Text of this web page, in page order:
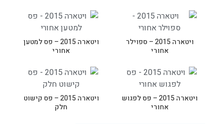
ויטארה 2015 – ספוילר
אחורי
ויטארה 2015 – פס למטען
אחורי
ויטארה 2015 – פס לפגוש
אחורי
ויטארה 2015 – פס קישוט
חלק